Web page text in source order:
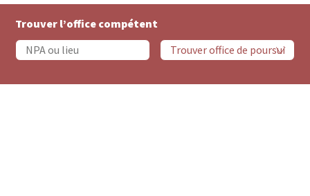
Trouver l’office compétent